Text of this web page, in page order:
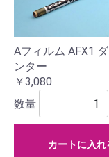
Aフィルム AFX1
ンター
￥3,080
数量
カートに入れ